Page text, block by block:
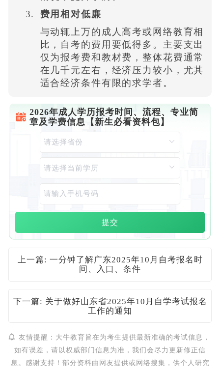
费用相对低廉
与动辄上万的成人高考或网络教育相
比，自考的费用要低得多。主要支出
仅为报考费和教材费，整体花费通常
在几千元左右，经济压力较小，尤其
适合经济条件有限的求学者。
2026年成人学历报考时间、流程、专业简
章及学费信息【新生必看资料包】
提交
上一篇: 一分钟了解广东2025年10月自考报名时
间、入口、条件
下一篇: 关于做好山东省2025年10月自学考试报名
工作的通知
友情提醒：大牛教育旨在为考生提供最新准确的考试信息，
如有误差，请以权威部门信息为准，我们会尽力更新修正信
息。感谢支持！部分资料由网友提供或网络搜集，供个人研究